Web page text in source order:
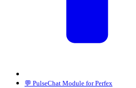
💬 PulseChat Module for Perfex